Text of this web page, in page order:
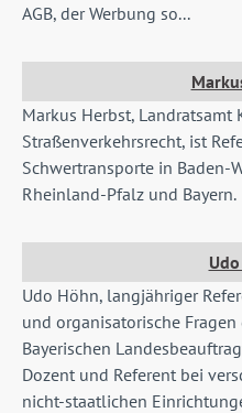
AGB, der Werbung so...
Markus Herbst, Landratsamt
Straßenverkehrsrecht, ist
Schwertransporte in Baden-
Rheinland-Pfalz und Bayern.
Udo Höhn, langjähriger
und organisatorische Fragen
Bayerischen
Dozent und Referent bei
nicht-staatlichen